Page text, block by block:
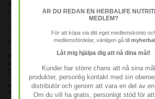
• Rik på B-vitaminer som hjälper till att frigöra energin från
• Dagligt tillskott till cellernas energiproduktion som skyddar
Hur kan Nutrition Active hjälpa dig?
Ett kosttillskott som Nutrition Active kan därför vara ett stöd i
Hur använder du Nutrition Active?
Ta en kapsel tre gånger dagligen.
ÄR DU REDAN EN HERBALIFE
MEDLEM?
För att köpa via ditt eget medlemskonto
medlemsfördelar, vänligen gå till
Låt mig hjälpa dig att nå dina mål!
Kunder har större chans att nå sina
produkter, personlig kontakt med sin
distributör och genom att vara en del av en
Om du vill ha gratis, personligt stöd för